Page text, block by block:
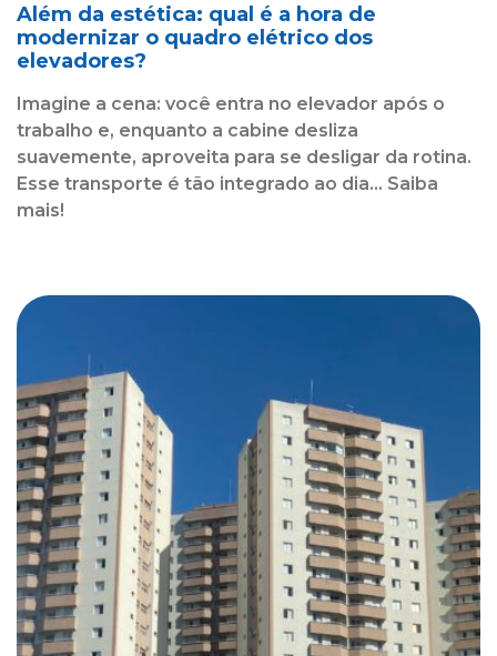
Além da estética: qual é a hora de
modernizar o quadro elétrico dos
elevadores?
Imagine a cena: você entra no elevador após o
trabalho e, enquanto a cabine desliza
suavemente, aproveita para se desligar da rotina.
Esse transporte é tão integrado ao dia... Saiba
mais!